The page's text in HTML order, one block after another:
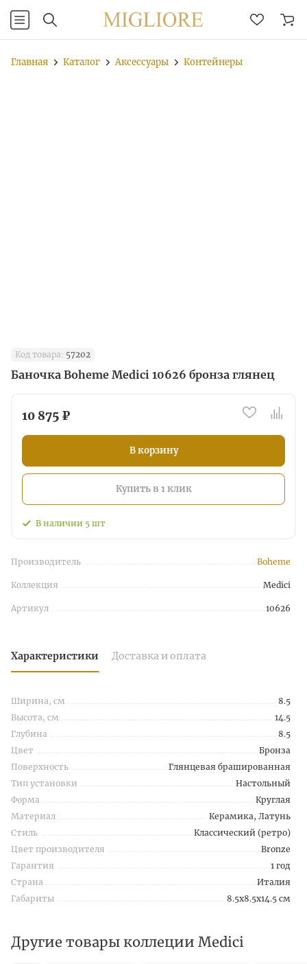
Главная Каталог Аксессуары Контейнеры
Код товара: 57202
Баночка Boheme Medici 10626 бронза глянец
10 875 ₽
В корзину
Купить в 1 клик
В наличии 5 шт
Производитель Boheme
Коллекция Medici
Артикул 10626
Характеристики Доставка и оплата
Ширина, см
8.5
Высота, см
14.5
Глубина
8.5
Цвет
Бронза
Поверхность
Глянцевая брашированная
Тип установки
Настольный
Форма
Круглая
Материал
Керамика, Латунь
Стиль
Классический (ретро)
Цвет производителя
Bronze
Гарантия
1 год
Страна
Италия
Габариты
8.5x8.5x14.5 см
Другие товары коллеции Medici